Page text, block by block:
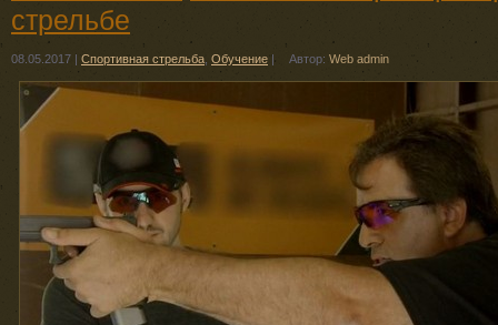
стрельбе
08.05.2017 | Спортивная стрельба Обучение | Автор: Web admin